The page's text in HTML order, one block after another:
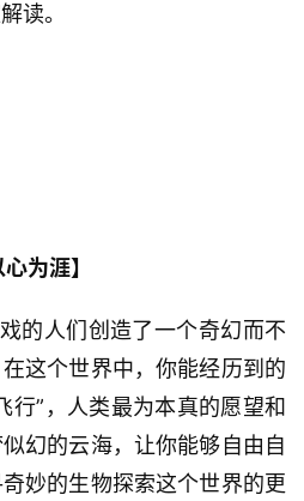
读。
为涯】
的人们创造了一个奇幻而不
这个世界中，你能经历到的
行”，人类最为本真的愿望和
幻的云海，让你能够自由自
妙的生物探索这个世界的更